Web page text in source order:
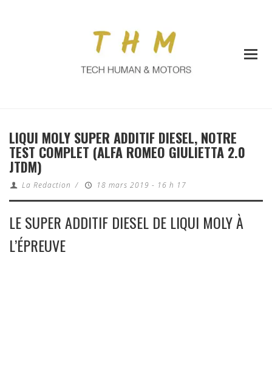
LIQUI MOLY SUPER ADDITIF DIESEL, NOTRE
TEST COMPLET (ALFA ROMEO GIULIETTA 2.0
JTDM)
La Redaction / 18 mars 2019 - 16 h 17
LE SUPER ADDITIF DIESEL DE LIQUI MOLY À
L’ÉPREUVE